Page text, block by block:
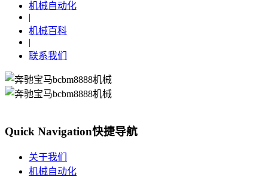
机械自动化
|
机械百科
|
联系我们
Quick Navigation快捷导航
关于我们
机械自动化